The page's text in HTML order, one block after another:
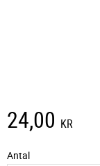
24,00 KR
Antal